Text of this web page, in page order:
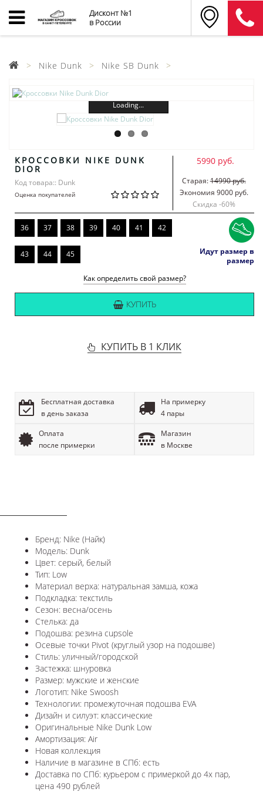
Дисконт №1
в России
Nike Dunk Nike SB Dunk
Loading...
КРОССОВКИ NIKE DUNK
DIOR
Код товара:: Dunk
Оценка покупателей
5990 руб.
Старая:14990 руб.
Экономия 9000 руб.
Скидка -60%
36 37 38 39 40 41 42
43 44 45
Идут размер в
размер
Как определить свой размер?
КУПИТЬ
КУПИТЬ В 1 КЛИК
Бесплатная доставка
в день заказа
На примерку
4 пары
Оплата
после примерки
Магазин
в Москве
Бренд: Nike (Найк)
Модель: Dunk
Цвет: серый, белый
Тип: Low
Материал верха: натуральная замша, кожа
Подкладка: текстиль
Сезон: весна/осень
Стелька: да
Подошва: резина cupsole
Осевые точки Pivot (круглый узор на подошве)
Стиль: уличный/городской
Застежка: шнуровка
Размер: мужские и женские
Логотип: Nike Swoosh
Технологии: промежуточная подошва EVA
Дизайн и силуэт: классические
Оригинальные Nike Dunk Low
Амортизация: Air
Новая коллекция
Наличие в магазине в СПб: есть
Доставка по СПб: курьером с примеркой до 4х пар,
цена 490 рублей